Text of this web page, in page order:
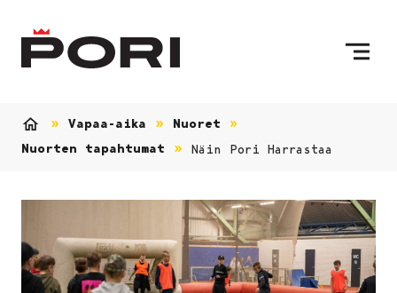
Vapaa-aika
Nuoret
Nuorten tapahtumat
Näin Pori Harrastaa